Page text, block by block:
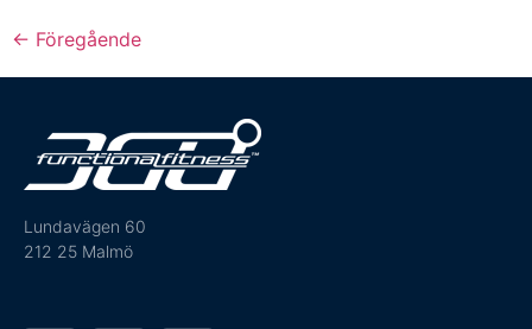
← Föregående
Lundavägen 60
212 25 Malmö